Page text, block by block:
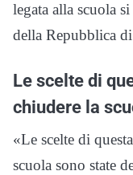
legata alla scuola
della Repubblica
Le scelte di
chiudere la
«Le scelte di
scuola sono state